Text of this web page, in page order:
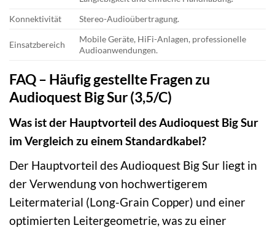
Konnektivität
Stereo-Audioübertragung.
Einsatzbereich
Mobile Geräte, HiFi-Anlagen, professionelle
Audioanwendungen.
FAQ – Häufig gestellte Fragen zu
Audioquest Big Sur (3,5/C)
Was ist der Hauptvorteil des Audioquest Big Sur
im Vergleich zu einem Standardkabel?
Der Hauptvorteil des Audioquest Big Sur liegt in
der Verwendung von hochwertigerem
Leitermaterial (Long-Grain Copper) und einer
optimierten Leitergeometrie, was zu einer